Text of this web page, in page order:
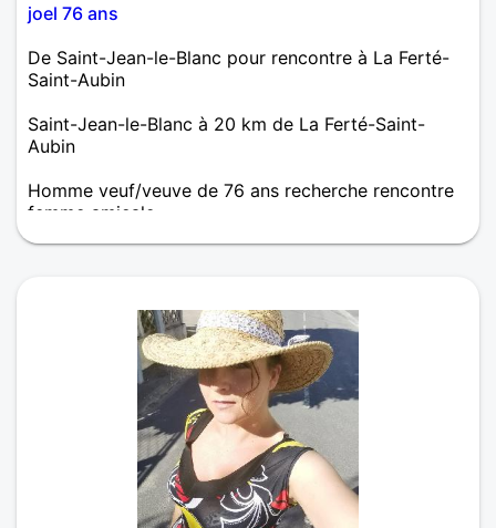
joel 76 ans
De Saint-Jean-le-Blanc pour rencontre à La Ferté-
Saint-Aubin
Saint-Jean-le-Blanc à 20 km de La Ferté-Saint-
Aubin
Homme veuf/veuve de 76 ans recherche rencontre
femme amicale
aime découvrir la nature visité les chateaux et